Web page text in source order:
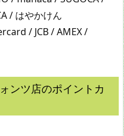
/ はやかけん
/ JCB / AMEX /
ンツ店のポイントカ